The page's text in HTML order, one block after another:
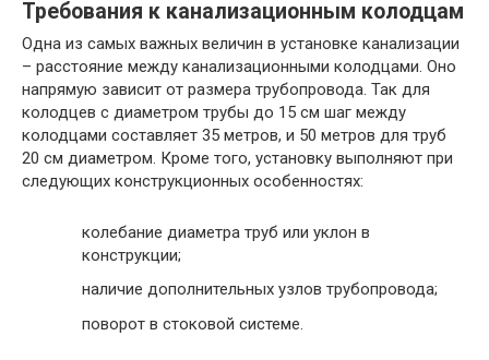
Требования к канализационным колодцам
Одна из самых важных величин в установке канализации
– расстояние между канализационными колодцами. Оно
напрямую зависит от размера трубопровода. Так для
колодцев с диаметром трубы до 15 см шаг между
колодцами составляет 35 метров, и 50 метров для труб
20 см диаметром. Кроме того, установку выполняют при
следующих конструкционных особенностях:
колебание диаметра труб или уклон в
конструкции;
наличие дополнительных узлов трубопровода;
поворот в стоковой системе.